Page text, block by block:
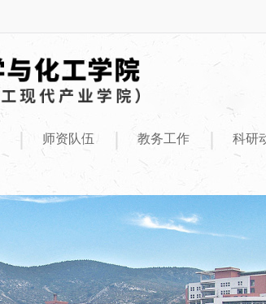
| 师资队伍 | 教务工作 | 科研